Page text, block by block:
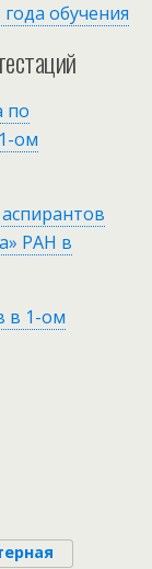
обучения
по
ом
РАН в
в 1-ом